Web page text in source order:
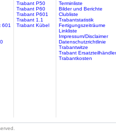
601
Trabant P50
Trabant P60
Trabant P601
Trabant 1.1
Trabant Kübel
Terminliste
Bilder und Berichte
Clubliste
Trabantstatistik
Fertigungszeiträume
Linkliste
Impressum/Disclaimer
Datenschutzrichtlinie
Trabantwitze
Trabant Ersatzteilhändler
Trabantkosten